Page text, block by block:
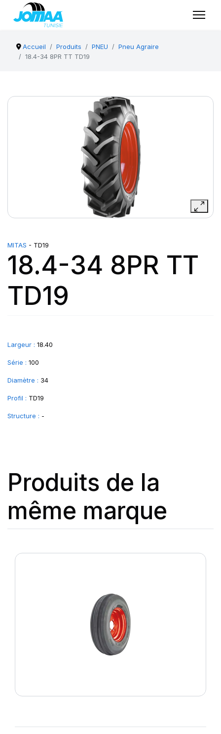
Accueil Produits PNEU
Pneu Agraire
18.4-34 8PR TT TD19
MITAS - TD19
18.4-34 8PR TT
TD19
Largeur : 18.40
Série : 100
Diamètre : 34
Profil : TD19
Structure : -
Produits de la
même marque